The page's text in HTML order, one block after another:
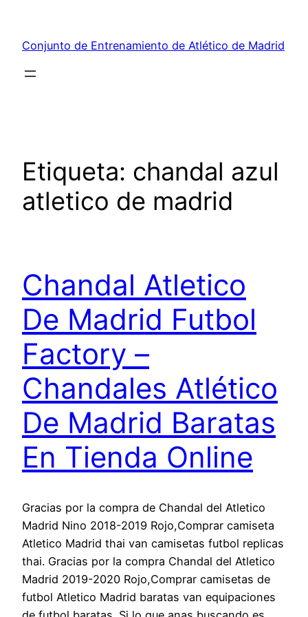
contenido
Conjunto de Entrenamiento de Atlético de Madrid
Etiqueta: chandal azul
atletico de madrid
Chandal Atletico
De Madrid Futbol
Factory –
Chandales Atlético
De Madrid Baratas
En Tienda Online
Gracias por la compra de Chandal del Atletico
Madrid Nino 2018-2019 Rojo,Comprar camiseta
Atletico Madrid thai van camisetas futbol replicas
thai. Gracias por la compra Chandal del Atletico
Madrid 2019-2020 Rojo,Comprar camisetas de
futbol Atletico Madrid baratas van equipaciones